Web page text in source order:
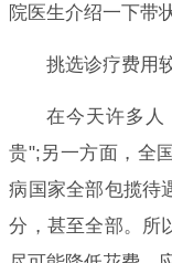
院医生介绍一下带
挑选诊疗费用
在今天许多人
贵";另一方面，全
病国家全部包揽待
分，甚至全部。所